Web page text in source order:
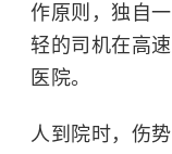
作原则，独自
轻的司机在高
医院。
人到院时，伤